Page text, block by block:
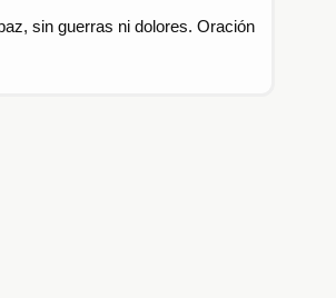
sin guerras ni dolores. Oración